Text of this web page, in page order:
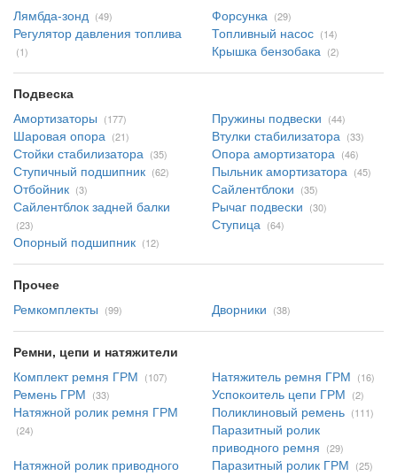
Лямбда-зонд (49) Форсунка (29)
Регулятор давления топлива
(1)
Топливный насос (14)
Крышка бензобака (2)
Подвеска
Амортизаторы (177) Пружины подвески (44)
Шаровая опора (21) Втулки стабилизатора (33)
Стойки стабилизатора (35) Опора амортизатора (46)
Ступичный подшипник (62) Пыльник амортизатора (45)
Отбойник (3) Сайлентблоки (35)
Сайлентблок задней балки
(23)
Рычаг подвески (30)
Ступица (64)
Опорный подшипник (12)
Прочее
Ремкомплекты (99) Дворники (38)
Ремни, цепи и натяжители
Комплект ремня ГРМ (107) Натяжитель ремня ГРМ (16)
Ремень ГРМ (33) Успокоитель цепи ГРМ (2)
Натяжной ролик ремня ГРМ
(24)
Поликлиновый ремень (111)
Паразитный ролик
приводного ремня (29)
Натяжной ролик приводного
Паразитный ролик ГРМ (25)